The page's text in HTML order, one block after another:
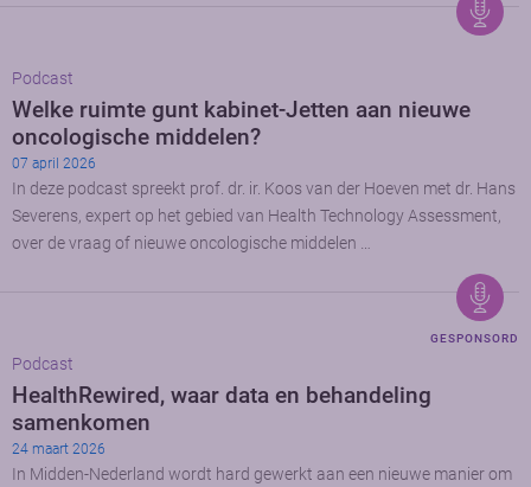
Podcast
Welke ruimte gunt kabinet-Jetten aan nieuwe
oncologische middelen?
07 april 2026
In deze podcast spreekt prof. dr. ir. Koos van der Hoeven met dr. Hans
Severens, expert op het gebied van Health Technology Assessment,
over de vraag of nieuwe oncologische middelen …
GESPONSORD
Podcast
HealthRewired, waar data en behandeling
samenkomen
24 maart 2026
In Midden-Nederland wordt hard gewerkt aan een nieuwe manier om